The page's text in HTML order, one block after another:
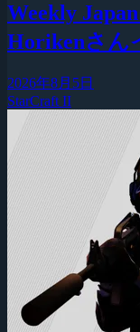
Weekly
Horikenさん
2026年8月5日
StarCraft II